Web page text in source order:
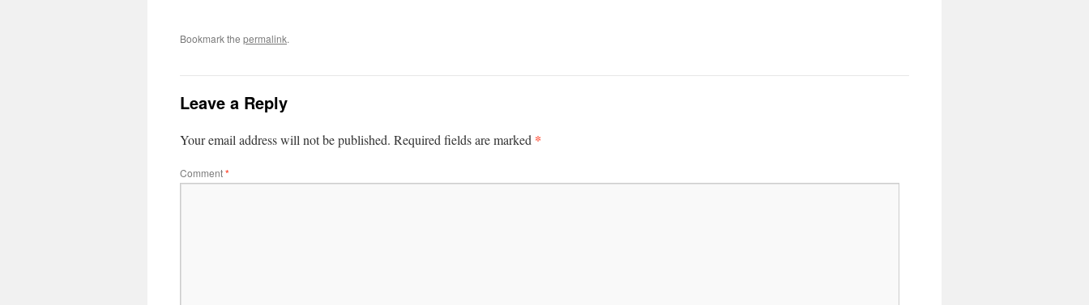
Bookmark the permalink.
Leave a Reply
Your email address will not be published. Required fields are marked *
Comment*